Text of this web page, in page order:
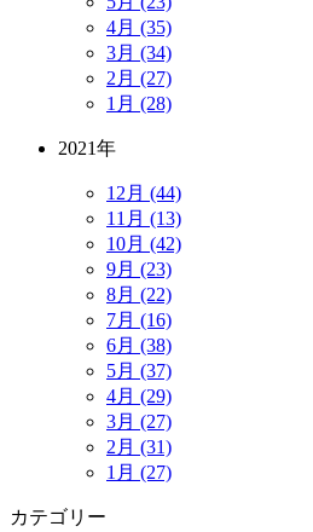
4月 (35)
3月 (34)
2月 (27)
1月 (28)
2021年
12月 (44)
11月 (13)
10月 (42)
9月 (23)
8月 (22)
7月 (16)
6月 (38)
5月 (37)
4月 (29)
3月 (27)
2月 (31)
1月 (27)
カテゴリー